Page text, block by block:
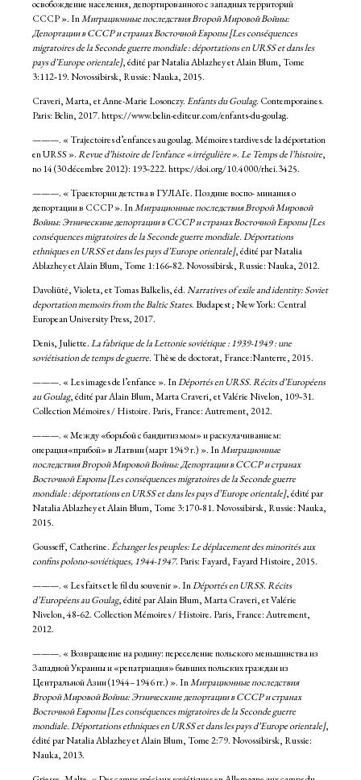
освобождение населения, депортированного с западных территорий
СССР ». InМиграционные последствия Второй Мировой Войны:
Депортации в СССР и странах Восточной Европы [Les conséquences
migratoires de la Seconde guerre mondiale : déportations en URSS et dans les
pays d’Europe orientale], édité par Natalia Ablazhey et Alain Blum, Tome
3:112‑19. Novossibirsk, Russie: Nauka, 2015.
Craveri, Marta, et Anne-Marie Losonczy.Enfants du Goulag. Contemporaines.
Paris: Belin, 2017. https://www.belin-editeur.com/enfants-du-goulag.
———. « Trajectoires d’enfances au goulag. Mémoires tardives de la déportation
en URSS ».Revue d’histoire de l’enfance « irrégulière ». Le Temps de l’histoire,
no 14 (30 décembre 2012): 193‑222. https://doi.org/10.4000/rhei.3425.
———. « Траектории детства в ГУЛАГе. Поздние воспо- минания о
депортации в СССР ». InМиграционные последствия Второй Мировой
Войны: Этническине депортации в СССР и странах Восточной Европы [Les
conséquences migratoires de la Seconde guerre mondiale. Déportations
ethniques en URSS et dans les pays d’Europe orientale], édité par Natalia
Ablazhey et Alain Blum, Tome 1:166‑82. Novossibirsk, Russie: Nauka, 2012.
Davoliūtė, Violeta, et Tomas Balkelis, éd.Narratives of exile and identity: Soviet
deportation memoirs from the Baltic States. Budapest ; New York: Central
European University Press, 2017.
Denis, Juliette.La fabrique de la Lettonie soviétique : 1939-1949 : une
soviétisation de temps de guerre. Thèse de doctorat, France:Nanterre, 2015.
———. « Les images de l’enfance ». InDéportés en URSS. Récits d’Européens
au Goulag, édité par Alain Blum, Marta Craveri, et Valérie Nivelon, 109‑31.
Collection Mémoires / Histoire. Paris, France: Autrement, 2012.
———. « Между «борьбой с бандитизмом» и раскулачиванием:
операция«прибой» в Латвии (март 1949 г.) ». InМиграционные
последствия Второй Мировой Войны: Депортации в СССР и странах
Восточной Европы [Les conséquences migratoires de la Seconde guerre
mondiale : déportations en URSS et dans les pays d’Europe orientale], édité par
Natalia Ablazhey et Alain Blum, Tome 3:170‑81. Novossibirsk, Russie: Nauka,
2015.
Gousseff, Catherine.Échanger les peuples: Le déplacement des minorités aux
confins polono-soviétiques, 1944-1947. Paris: Fayard, Fayard Histoire, 2015.
———. « Les faits et le fil du souvenir ». InDéportés en URSS. Récits
d’Européens au Goulag, édité par Alain Blum, Marta Craveri, et Valérie
Nivelon, 48‑62. Collection Mémoires / Histoire. Paris, France: Autrement,
2012.
———. « Возвращение на родину: переселение польского меньшинства из
Западной Украины и «репатриация» бывших польских граждан из
Центральной Азии (1944–1946 гг.) ». InМиграционные последствия
Второй Мировой Войны: Этническине депортации в СССР и странах
Восточной Европы [Les conséquences migratoires de la Seconde guerre
mondiale. Déportations ethniques en URSS et dans les pays d’Europe orientale],
édité par Natalia Ablazhey et Alain Blum, Tome 2:79. Novossibirsk, Russie:
Nauka, 2013.